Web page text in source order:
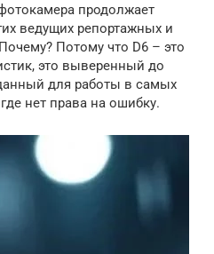
продолжает
ведущих репортажных и
Потому что D6 – это
это выверенный до
для работы в самых
нет права на ошибку.